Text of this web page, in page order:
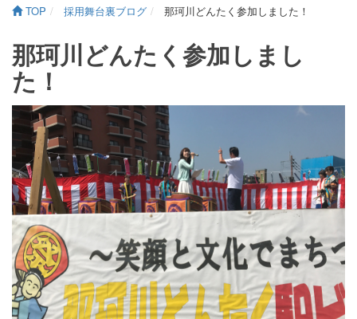
TOP 採用舞台裏ブログ 那珂川どんたく参加しました！
那珂川どんたく参加しまし
た！